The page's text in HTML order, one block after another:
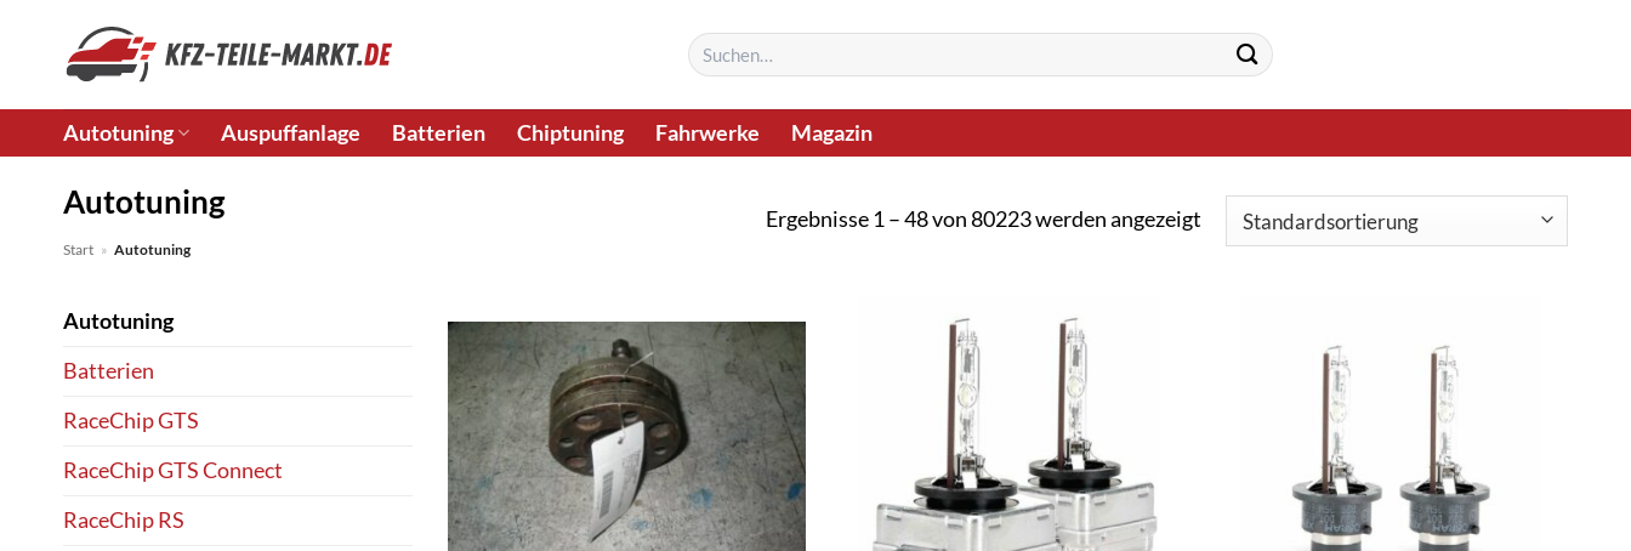
springen
Suchen
nach:
Autotuning Auspuffanlage Batterien Chiptuning Fahrwerke Magazin
Autotuning
Start » Autotuning
Ergebnisse 1 – 48 von 80223 werden angezeigt
Autotuning
Batterien
RaceChip GTS
RaceChip GTS Connect
RaceChip RS